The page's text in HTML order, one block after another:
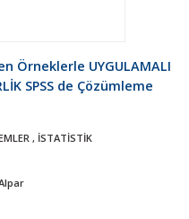
Örneklerle UYGULAMALI
SPSS de Çözümleme
, İSTATİSTİK